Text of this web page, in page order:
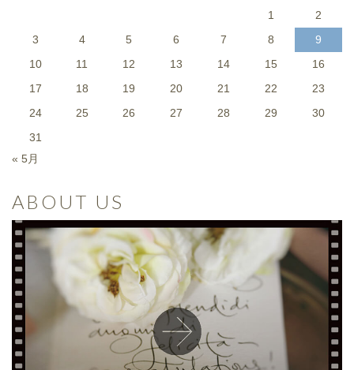
1
2
3
4 5 6 7 8
9
10
11 12 13 14 15
16
17
18 19 20 21 22
23
24
25 26 27 28 29
30
31
« 5月
ABOUT US